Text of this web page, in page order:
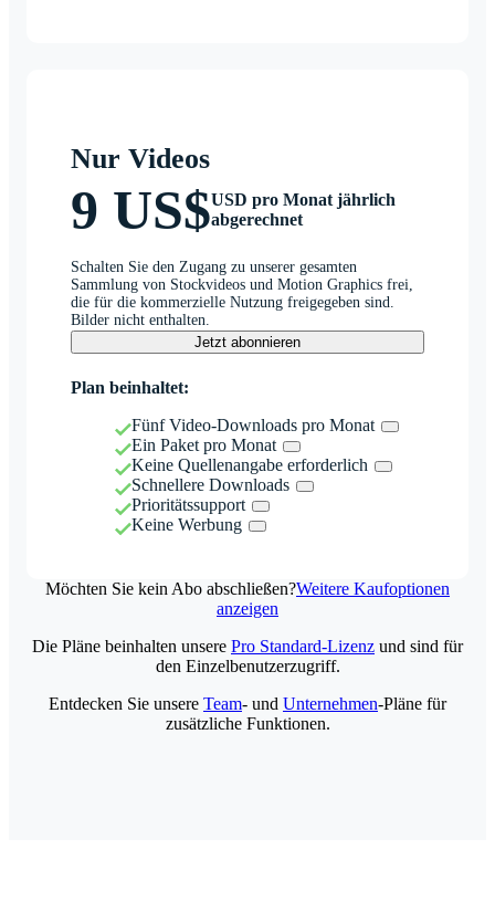
Nur Videos
9 US$USD pro Monat jährlich
abgerechnet
Schalten Sie den Zugang zu unserer gesamten
Sammlung von Stockvideos und Motion Graphics frei,
die für die kommerzielle Nutzung freigegeben sind.
Bilder nicht enthalten.
Jetzt abonnieren
Plan beinhaltet:
Fünf Video-Downloads pro Monat
Ein Paket pro Monat
Keine Quellenangabe erforderlich
Schnellere Downloads
Prioritätssupport
Keine Werbung
Möchten Sie kein Abo abschließen?Weitere Kaufoptionen
anzeigen
Die Pläne beinhalten unsere Pro Standard-Lizenz und sind für
den Einzelbenutzerzugriff.
Entdecken Sie unsere Team- und Unternehmen-Pläne für
zusätzliche Funktionen.